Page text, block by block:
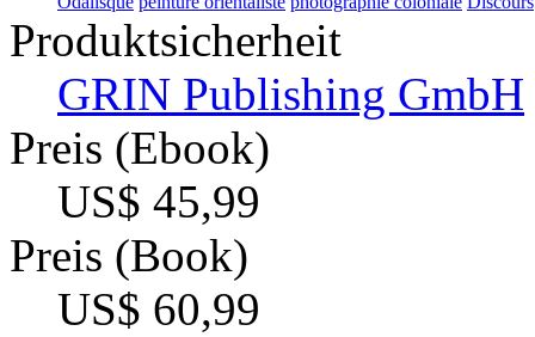
Produktsicherheit
GRIN Publishing GmbH
Preis (Ebook)
US$ 45,99
Preis (Book)
US$ 60,99